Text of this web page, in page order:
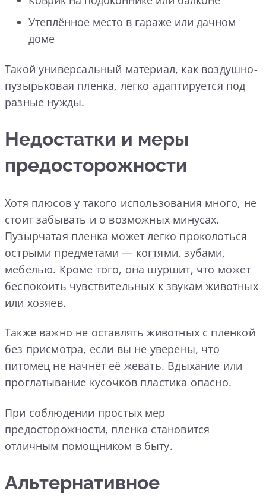
Утеплённое место в гараже или дачном
доме
Такой универсальный материал, как воздушно-
пузырьковая пленка, легко адаптируется под
разные нужды.
Недостатки и меры
предосторожности
Хотя плюсов у такого использования много, не
стоит забывать и о возможных минусах.
Пузырчатая пленка может легко проколоться
острыми предметами — когтями, зубами,
мебелью. Кроме того, она шуршит, что может
беспокоить чувствительных к звукам животных
или хозяев.
Также важно не оставлять животных с пленкой
без присмотра, если вы не уверены, что
питомец не начнёт её жевать. Вдыхание или
проглатывание кусочков пластика опасно.
При соблюдении простых мер
предосторожности, пленка становится
отличным помощником в быту.
Альтернативное